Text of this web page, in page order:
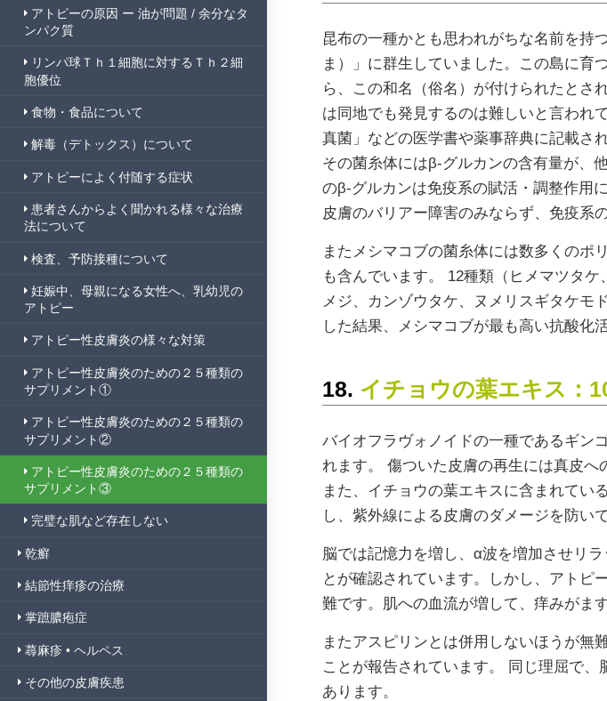
アトピーの原因 ー 油が問題 / 余分なタ
ンパク質
リンパ球Ｔｈ１細胞に対するＴｈ２細
胞優位
食物・食品について
解毒（デトックス）について
アトピーによく付随する症状
患者さんからよく聞かれる様々な治療
法について
検査、予防接種について
妊娠中、母親になる女性へ、乳幼児の
アトピー
アトピー性皮膚炎の様々な対策
アトピー性皮膚炎のための２５種類の
サプリメント①
アトピー性皮膚炎のための２５種類の
サプリメント②
アトピー性皮膚炎のための２５種類の
サプリメント③
完璧な肌など存在しない
乾癬
結節性痒疹の治療
掌蹠膿疱症
蕁麻疹 • ヘルペス
その他の皮膚疾患
昆布の一種かとも思われがちな名前を持
ま）」に群生していました。この島に育
ら、この和名（俗名）が付けられたとさ
は同地でも発見するのは難しいと言われ
真菌」などの医学書や薬事辞典に記載さ
その菌糸体にはβ-グルカンの含有量が、
のβ-グルカンは免疫系の賦活・調整作用
皮膚のバリアー障害のみならず、免疫系
またメシマコブの菌糸体には数多くのポ
も含んでいます。 12種類（ヒメマツタ
メジ、カンゾウタケ、ヌメリスギタケモ
した結果、メシマコブが最も高い抗酸化
18. イチョウの葉エキス：
バイオフラヴォノイドの一種であるギン
れます。 傷ついた皮膚の再生には真皮へ
また、イチョウの葉エキスに含まれてい
し、紫外線による皮膚のダメージを防い
脳では記憶力を増し、α波を増加させリ
とが確認されています。しかし、アトピ
難です。肌への血流が増して、痒みがま
またアスピリンとは併用しないほうが無
ことが報告されています。 同じ理屈で
あります。